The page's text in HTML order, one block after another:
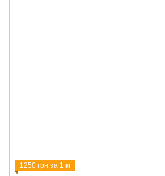
1250 грн за 1 кг